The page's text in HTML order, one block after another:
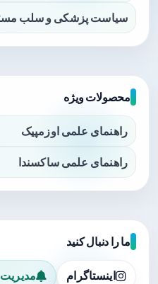
سیاست پزشکی و سلب
محصولات ویژه
راهنمای علمی اوزمپیک
راهنمای علمی ساکسندا
ما را دنبال کنید
اینستاگرام مدیریت